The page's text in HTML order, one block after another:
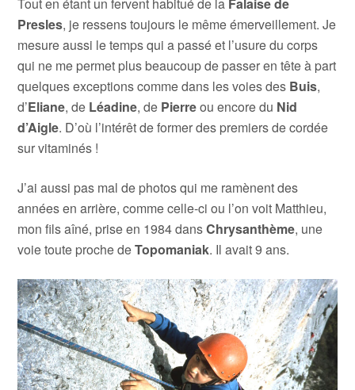
Presles, je ressens toujours le même émerveillement. Je
mesure aussi le temps qui a passé et l’usure du corps
qui ne me permet plus beaucoup de passer en tête à part
quelques exceptions comme dans les voies des Buis,
d’Eliane, de Léadine, de Pierreou encore du Nid
d’Aigle. D’où l’intérêt de former des premiers de cordée
sur vitaminés !
J’ai aussi pas mal de photos qui me ramènent des
années en arrière, comme celle-ci ou l’on voit Matthieu,
mon fils aîné, prise en 1984 dansChrysanthème, une
voie toute proche deTopomaniak. Il avait 9 ans.